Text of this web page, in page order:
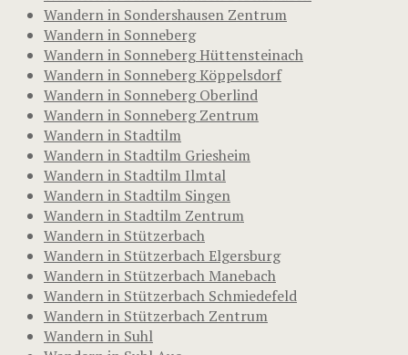
Wandern in Sondershausen Zentrum
Wandern in Sonneberg
Wandern in Sonneberg Hüttensteinach
Wandern in Sonneberg Köppelsdorf
Wandern in Sonneberg Oberlind
Wandern in Sonneberg Zentrum
Wandern in Stadtilm
Wandern in Stadtilm Griesheim
Wandern in Stadtilm Ilmtal
Wandern in Stadtilm Singen
Wandern in Stadtilm Zentrum
Wandern in Stützerbach
Wandern in Stützerbach Elgersburg
Wandern in Stützerbach Manebach
Wandern in Stützerbach Schmiedefeld
Wandern in Stützerbach Zentrum
Wandern in Suhl